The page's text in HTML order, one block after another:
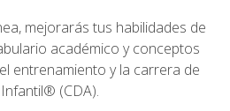
mejorarás tus habilidades de
académico y conceptos
entrenamiento y la carrera de
(CDA).